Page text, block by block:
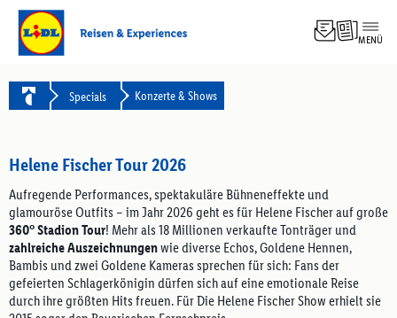
MENÜ
Specials Konzerte & Shows
Helene Fischer Tour 2026
Aufregende Performances, spektakuläre Bühneneffekte und
glamouröse Outfits – im Jahr 2026 geht es für Helene Fischer auf große
360° Stadion Tour! Mehr als 18 Millionen verkaufte Tonträger und
zahlreiche Auszeichnungenwie diverse Echos, Goldene Hennen,
Bambis und zwei Goldene Kameras sprechen für sich: Fans der
gefeierten Schlagerkönigin dürfen sich auf eine emotionale Reise
durch ihre größten Hits freuen. Für Die Helene Fischer Show erhielt sie